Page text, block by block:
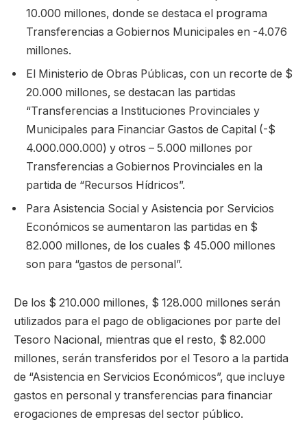
10.000 millones, donde se destaca el programa
Transferencias a Gobiernos Municipales en -4.076
millones.
El Ministerio de Obras Públicas, con un recorte de $
20.000 millones, se destacan las partidas
“Transferencias a Instituciones Provinciales y
Municipales para Financiar Gastos de Capital (-$
4.000.000.000) y otros – 5.000 millones por
Transferencias a Gobiernos Provinciales en la
partida de “Recursos Hídricos”.
Para Asistencia Social y Asistencia por Servicios
Económicos se aumentaron las partidas en $
82.000 millones, de los cuales $ 45.000 millones
son para “gastos de personal”.
De los $ 210.000 millones, $ 128.000 millones serán
utilizados para el pago de obligaciones por parte del
Tesoro Nacional, mientras que el resto, $ 82.000
millones, serán transferidos por el Tesoro a la partida
de “Asistencia en Servicios Económicos”, que incluye
gastos en personal y transferencias para financiar
erogaciones de empresas del sector público.